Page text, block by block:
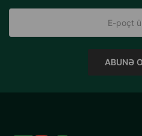
ABUNƏ